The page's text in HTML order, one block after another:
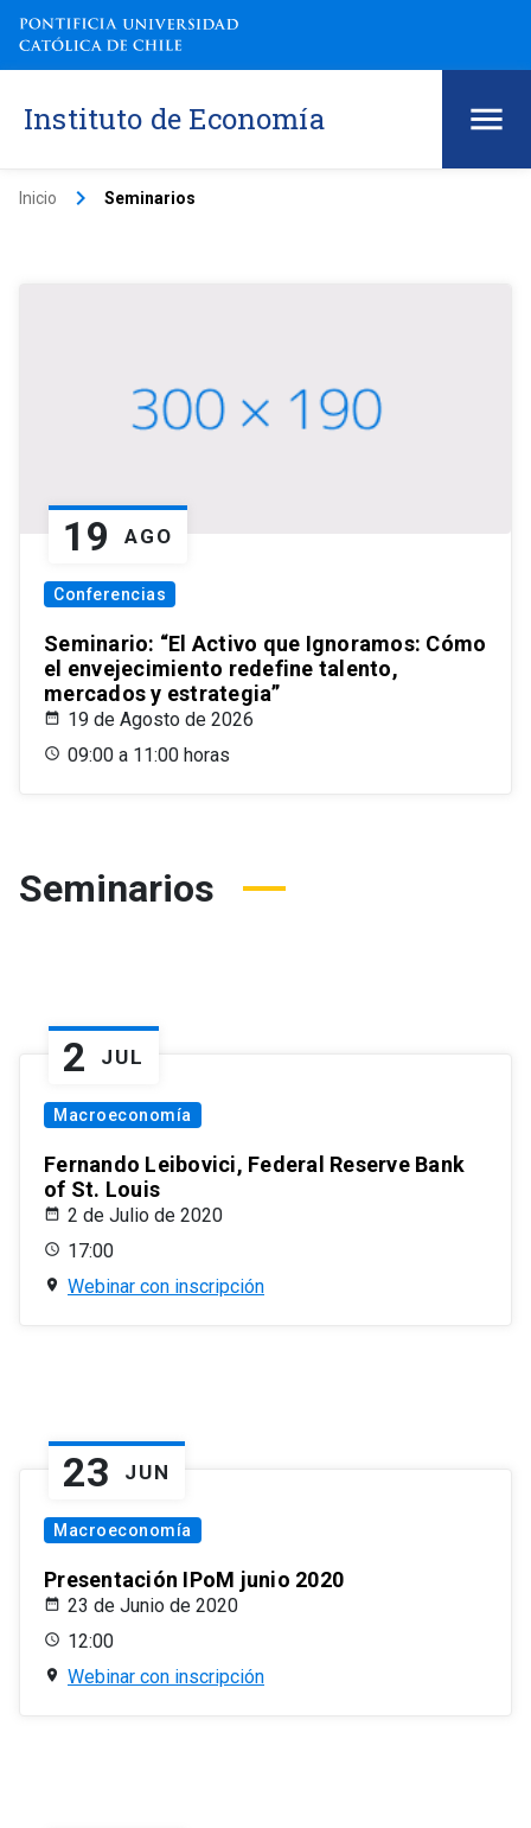
Instituto de Economía
Inicio keyboard_arrow_right Seminarios
19 AGO
Conferencias
Seminario: “El Activo que Ignoramos: Cómo
el envejecimiento redefine talento,
mercados y estrategia”
19 de Agosto de 2026
09:00 a 11:00 horas
Seminarios
2 JUL
Macroeconomía
Fernando Leibovici, Federal Reserve Bank
of St. Louis
2 de Julio de 2020
17:00
Webinar con inscripción
23 JUN
Macroeconomía
Presentación IPoM junio 2020
23 de Junio de 2020
12:00
Webinar con inscripción